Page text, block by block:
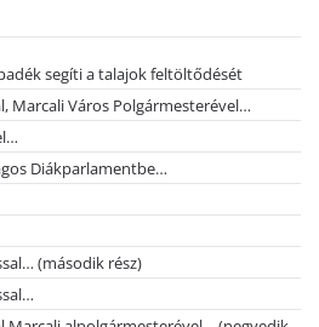
segíti a talajok feltöltődését
Marcali Város Polgármesterével…
Diákparlamentbe…
(második rész)